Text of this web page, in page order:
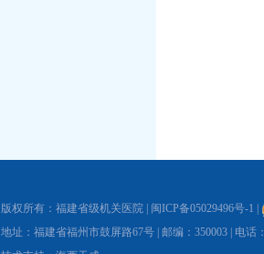
版权所有：福建省级机关医院 | 闽ICP备05029496号-1
地址：福建省福州市鼓屏路67号 | 邮编：350003 | 电话